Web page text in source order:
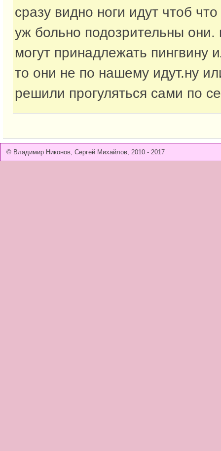
сразу видно ноги идут чтоб
уж больно подозрительны они.
могут принадлежать пингвину
то они не по нашему идут.ну
решили прогуляться сами по
© Владимир Никонов, Сергей Михайлов, 2010 - 2017